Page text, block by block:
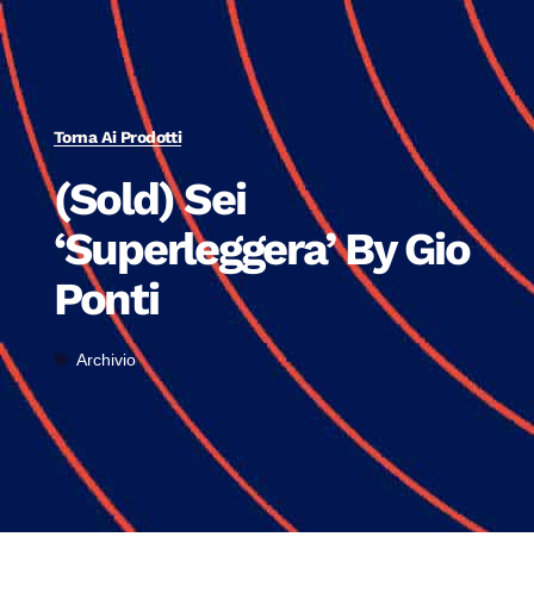
Torna Ai Prodotti
(Sold) Sei
‘Superleggera’ By Gio
Ponti
Archivio